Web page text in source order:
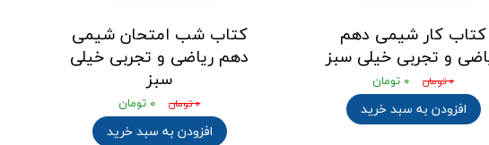
کتاب کار شیمی دهم
و تجربی خیلی سبز
۰ تومان ۰ تومان
افزودن به سبد خرید
کتاب شب امتحان شیمی
دهم ریاضی و تجربی خیلی
سبز
۰ تومان ۰ تومان
افزودن به سبد خرید